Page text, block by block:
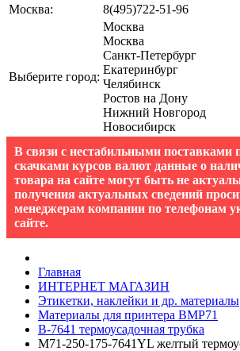
Москва: 8(495)722-51-96
Выберите город:
Москва
Москва
Санкт-Петербург
Екатеринбург
Челябинск
Ростов на Дону
Нижний Новгород
Новосибирск
В связи с нестабильными поставками
скачками курсов валют данные о
товара на сайте могут быть не
получения актуальных сведений
менеджерам компании по телефонам
сайте.
Главная
ИНТЕРНЕТ МАГАЗИН
Этикетки, наклейки и др. материалы
Материалы для принтера BMP71
B-7641 термоусадочная трубка
M71-250-175-7641YL желтый